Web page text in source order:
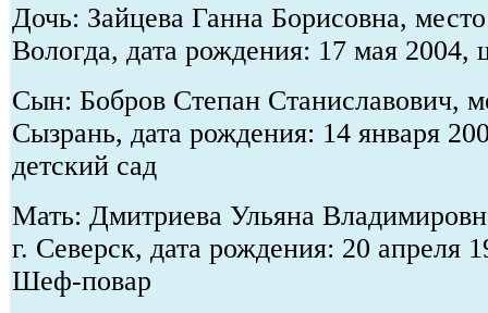
Дочь: Зайцева Ганна Борисовна,
Вологда, дата рождения: 17 мая 2004,
Сын: Бобров Степан Станиславович,
Сызрань, дата рождения: 14 января
детский сад
Мать: Дмитриева Ульяна
г. Северск, дата рождения: 20 апреля
Шеф-повар